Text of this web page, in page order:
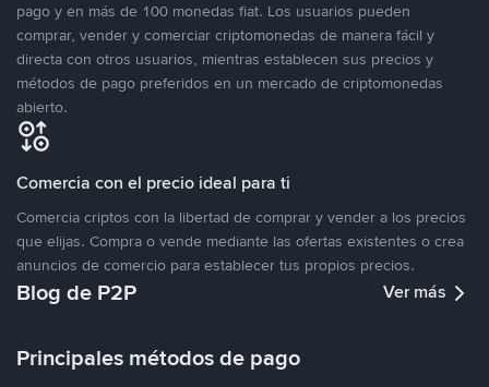
pago y en más de 100 monedas fiat. Los usuarios pueden
comprar, vender y comerciar criptomonedas de manera fácil y
directa con otros usuarios, mientras establecen sus precios y
métodos de pago preferidos en un mercado de criptomonedas
abierto.
Comercia con el precio ideal para ti
Comercia criptos con la libertad de comprar y vender a los precios
que elijas. Compra o vende mediante las ofertas existentes o crea
anuncios de comercio para establecer tus propios precios.
Blog de P2P Ver más
Principales métodos de pago